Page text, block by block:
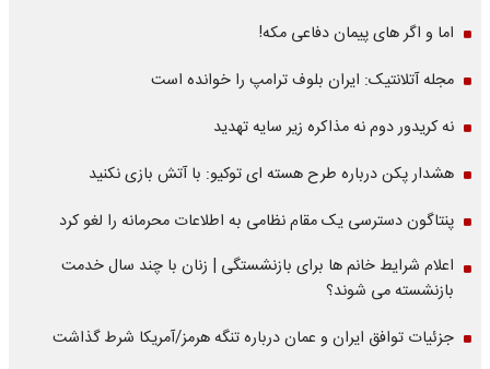
اما و اگر های پیمان دفاعی مکه!
مجله آتلانتیک: ایران بلوف ترامپ را خوانده است
نه کریدور دوم نه مذاکره زیر سایه تهدید
هشدار پکن درباره طرح هسته ای توکیو: با آتش بازی نکنید
پنتاگون دسترسی یک مقام نظامی به اطلاعات محرمانه را لغو کرد
اعلام شرایط خانم ها برای بازنشستگی | زنان با چند سال خدمت
بازنشسته می شوند؟
جزئیات توافق ایران و عمان درباره تنگه هرمز/آمریکا شرط گذاشت